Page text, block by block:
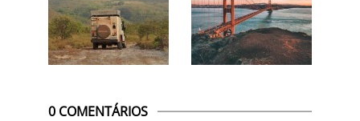
0 COMENTÁRIOS